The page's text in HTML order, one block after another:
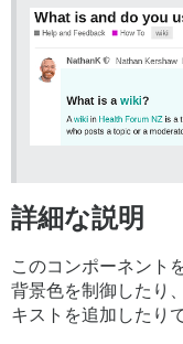
詳細な説明
このコンポーネント
背景色を制御したり
キストを追加したり